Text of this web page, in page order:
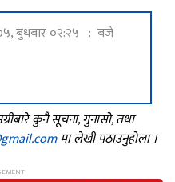
बुधबार ०२:२५ : बजे
कुनै सूचना, गुनासो, तथा
मा लेखी पठाउनुहोला ।